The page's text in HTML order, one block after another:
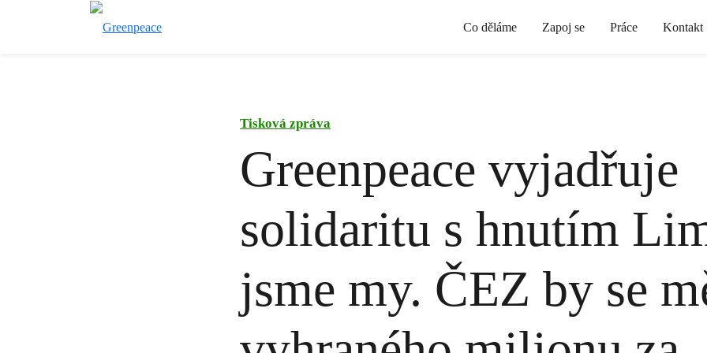
Co děláme Zapoj se Práce Kontakt
Tisková zpráva
Greenpeace vyjadřuje
solidaritu s hnutím
jsme my. ČEZ by se